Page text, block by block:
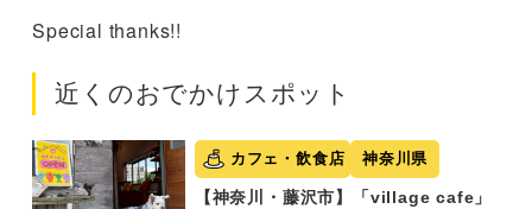
Special thanks!!
近くのおでかけスポット
カフェ・飲食店 神奈川県
【神奈川・藤沢市】「village cafe」